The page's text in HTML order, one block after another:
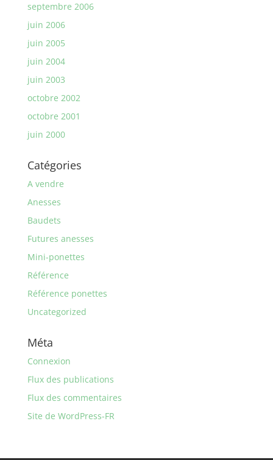
septembre 2006
juin 2006
juin 2005
juin 2004
juin 2003
octobre 2002
octobre 2001
juin 2000
Catégories
A vendre
Anesses
Baudets
Futures anesses
Mini-ponettes
Référence
Référence ponettes
Uncategorized
Méta
Connexion
Flux des publications
Flux des commentaires
Site de WordPress-FR